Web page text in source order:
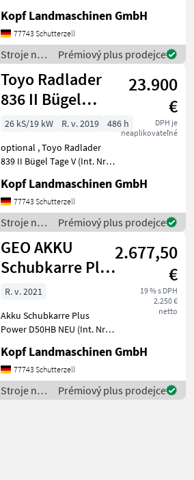
Steuerkreis, STVZO-
GutachtenStandard
Schaufel 110 cm und
Palettengabel
Neumaschine 2024 3, 1
Kopf Landmaschinen GmbH
77743 Schutterzell
Stroje na
stavbu /
Toyo
Prémiový plus prodejce
Toyo Radlader
836 II Bügel
Stage V 310
Hubmast
23.900
€
DPH je
neaplikovateľné
26 kS/19 kW R. v. 2019
486 h
optional , Toyo Radlader
839 II Bügel Tage V (Int. Nr.
Stage V Baujahr 2019 486
Betriebsstunden 3, 10 m
Hubhöhe / Hubmast
Allradantrieb übe
Kopf Landmaschinen GmbH
77743 Schutterzell
Stroje na
stavbu /
Toyo
Prémiový plus prodejce
GEO AKKU
Schubkarre Plus
Power D50HB
NEU
2.677,50
€
19 % s DPH
2.250 €
netto
R. v. 2021
Akku Schubkarre Plus
Power D50HB NEU (Int. Nr.
Mini Dumper Baujahr 2021
Manufaktur: Plus Power
Modell: D50HB Engine: B+S
Net weight: 255,
Kopf Landmaschinen GmbH
77743 Schutterzell
Stroje na
stavbu /
Prémiový plus prodejce